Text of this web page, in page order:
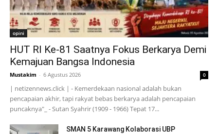
opini
HUT RI Ke-81 Saatnya Fokus Berkarya Demi
Kemajuan Bangsa Indonesia
Mustakim - 6 Agustus 2026 0
| netizennews.click | - Kemerdekaan nasional adalah bukan
pencapaian akhir, tapi rakyat bebas berkarya adalah pencapaian
puncaknya"_ - Sutan Syahrir (1909 - 1966) Tepat 17...
SMAN 5 Karawang Kolaborasi UBP